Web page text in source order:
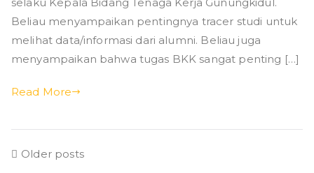
Beliau menyampaikan pentingnya tracer studi untuk
melihat data/informasi dari alumni. Beliau juga
menyampaikan bahwa tugas BKK sangat penting […]
Read More
Posts
Older posts